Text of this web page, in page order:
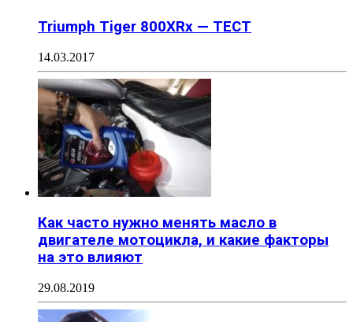
Triumph Tiger 800XRx — ТЕСТ
14.03.2017
Как часто нужно менять масло в
двигателе мотоцикла, и какие факторы
на это влияют
29.08.2019